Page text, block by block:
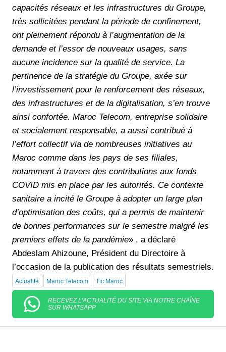
capacités réseaux et les infrastructures du Groupe,
très sollicitées pendant la période de confinement,
ont pleinement répondu à l’augmentation de la
demande et l’essor de nouveaux usages, sans
aucune incidence sur la qualité de service. La
pertinence de la stratégie du Groupe, axée sur
l’investissement pour le renforcement des réseaux,
des infrastructures et de la digitalisation, s’en trouve
ainsi confortée. Maroc Telecom, entreprise solidaire
et socialement responsable, a aussi contribué à
l’effort collectif via de nombreuses initiatives au
Maroc comme dans les pays de ses filiales,
notamment à travers des contributions aux fonds
COVID mis en place par les autorités. Ce contexte
sanitaire a incité le Groupe à adopter un large plan
d’optimisation des coûts, qui a permis de maintenir
de bonnes performances sur le semestre malgré les
premiers effets de la pandémie» , a déclaré
Abdeslam Ahizoune, Président du Directoire à
l’occasion de la publication des résultats semestriels.
Actualité Maroc Telecom Tic Maroc
RECEVEZ L'ACTUALITÉ DU SITE VIA NOTRE CHAÎNE
SUR WHATSAPP